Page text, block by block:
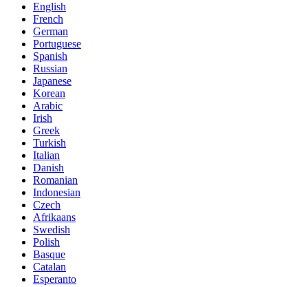
English
French
German
Portuguese
Spanish
Russian
Japanese
Korean
Arabic
Irish
Greek
Turkish
Italian
Danish
Romanian
Indonesian
Czech
Afrikaans
Swedish
Polish
Basque
Catalan
Esperanto